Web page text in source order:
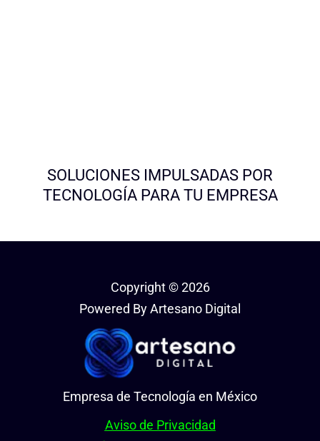
SOLUCIONES IMPULSADAS POR
TECNOLOGÍA PARA TU EMPRESA
Copyright © 2026
Powered By Artesano Digital
Empresa de Tecnología en México
Aviso de Privacidad